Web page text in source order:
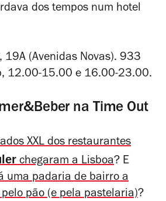
dos tempos num hotel
19A (Avenidas Novas). 933
12.00-15.00 e 16.00-23.00.
na Time Out
XXL dos restaurantes
chegaram a Lisboa? E
uma padaria de bairro a
pão (e pela pastelaria)?